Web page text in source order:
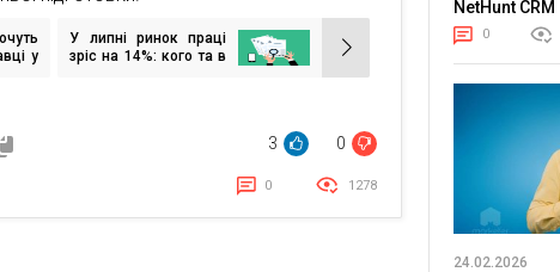
у
У липні ринок праці
зріс на 14%: кого та в
3 0
0 1278
NetHunt CRM
0
24.02.2026